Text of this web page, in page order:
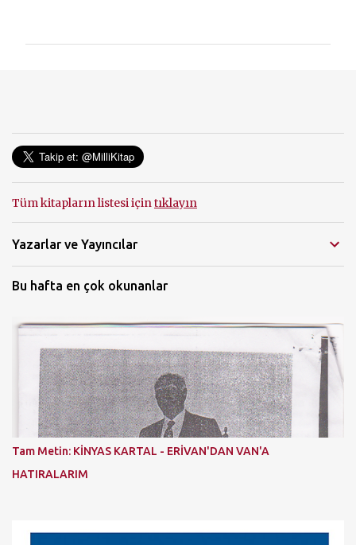
r
Tüm kitapların listesi içintıklayın
Yazarlar ve Yayıncılar
Bu hafta en çok okunanlar
Tam Metin: KİNYAS KARTAL - ERİVAN'DAN VAN'A
HATIRALARIM